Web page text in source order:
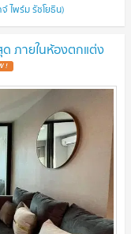
ไพร์ม รัชโยธิน)
ภายในห้องตกแต่ง